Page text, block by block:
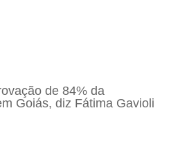
de 84% da
Goiás, diz Fátima Gavioli